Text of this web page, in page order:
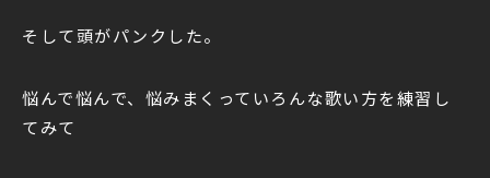
そして頭がパンクした。
悩んで悩んで、悩みまくっていろんな歌い方を練習し
てみて